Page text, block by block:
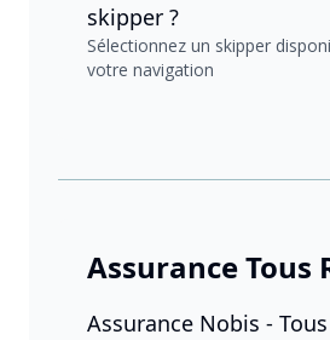
skipper ?
Sélectionnez un skipper
votre navigation
Assurance Tous
Assurance Nobis - Tous